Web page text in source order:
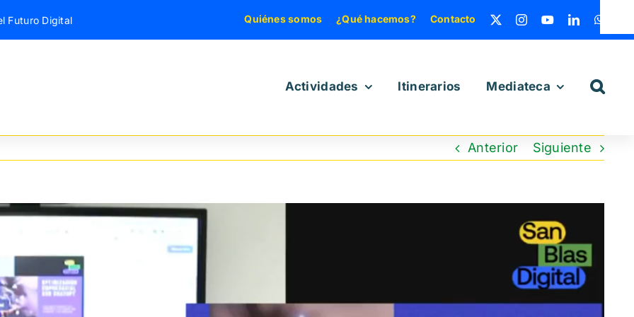
Futuro Digital Quiénes somos ¿Qué hacemos? Contacto
Actividades Itinerarios Mediateca
Anterior Siguiente